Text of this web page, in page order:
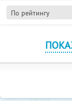
По рейтингу